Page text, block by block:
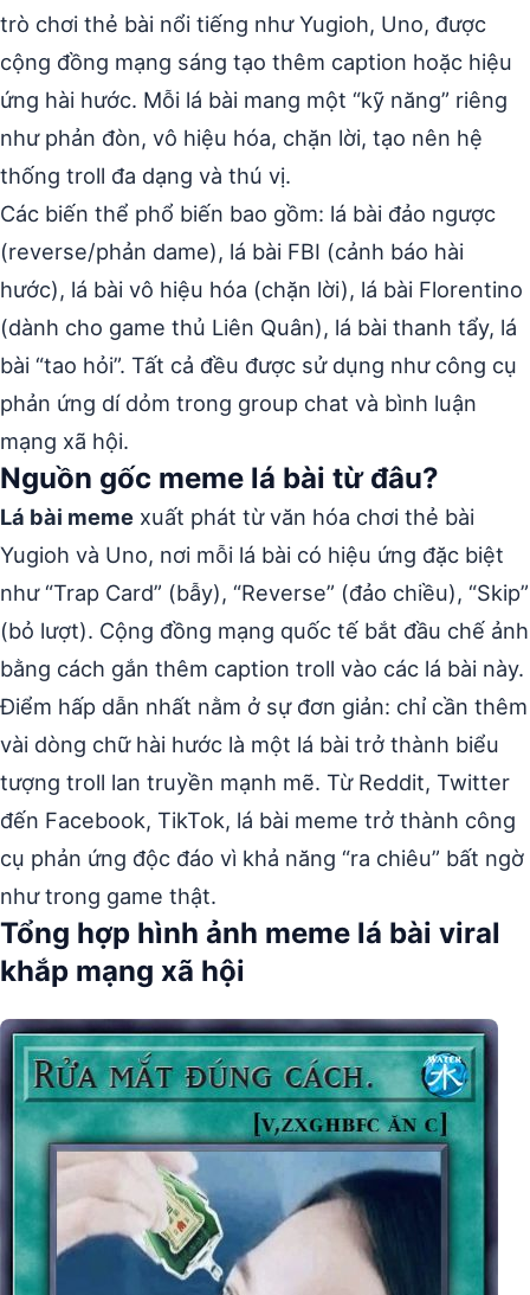
trò chơi thẻ bài nổi tiếng như Yugioh, Uno, được
cộng đồng mạng sáng tạo thêm caption hoặc hiệu
ứng hài hước. Mỗi lá bài mang một “kỹ năng” riêng
như phản đòn, vô hiệu hóa, chặn lời, tạo nên hệ
thống troll đa dạng và thú vị.
Các biến thể phổ biến bao gồm: lá bài đảo ngược
(reverse/phản dame), lá bài FBI (cảnh báo hài
hước), lá bài vô hiệu hóa (chặn lời), lá bài Florentino
(dành cho game thủ Liên Quân), lá bài thanh tẩy, lá
bài “tao hỏi”. Tất cả đều được sử dụng như công cụ
phản ứng dí dỏm trong group chat và bình luận
mạng xã hội.
Nguồn gốc meme lá bài từ đâu?
Lá bài meme xuất phát từ văn hóa chơi thẻ bài
Yugioh và Uno, nơi mỗi lá bài có hiệu ứng đặc biệt
như “Trap Card” (bẫy), “Reverse” (đảo chiều), “Skip”
(bỏ lượt). Cộng đồng mạng quốc tế bắt đầu chế ảnh
bằng cách gắn thêm caption troll vào các lá bài này.
Điểm hấp dẫn nhất nằm ở sự đơn giản: chỉ cần thêm
vài dòng chữ hài hước là một lá bài trở thành biểu
tượng troll lan truyền mạnh mẽ. Từ Reddit, Twitter
đến Facebook, TikTok, lá bài meme trở thành công
cụ phản ứng độc đáo vì khả năng “ra chiêu” bất ngờ
như trong game thật.
Tổng hợp hình ảnh meme lá bài viral
khắp mạng xã hội